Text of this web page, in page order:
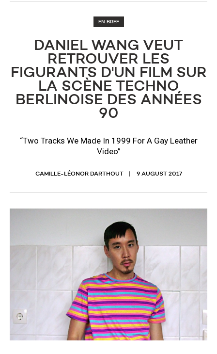
EN BREF
DANIEL WANG VEUT
RETROUVER LES
FIGURANTS D'UN FILM SUR
LA SCÈNE TECHNO
BERLINOISE DES ANNÉES
90
“Two Tracks We Made In 1999 For A Gay Leather
Video”
CAMILLE-LÉONOR DARTHOUT 9 AUGUST 2017